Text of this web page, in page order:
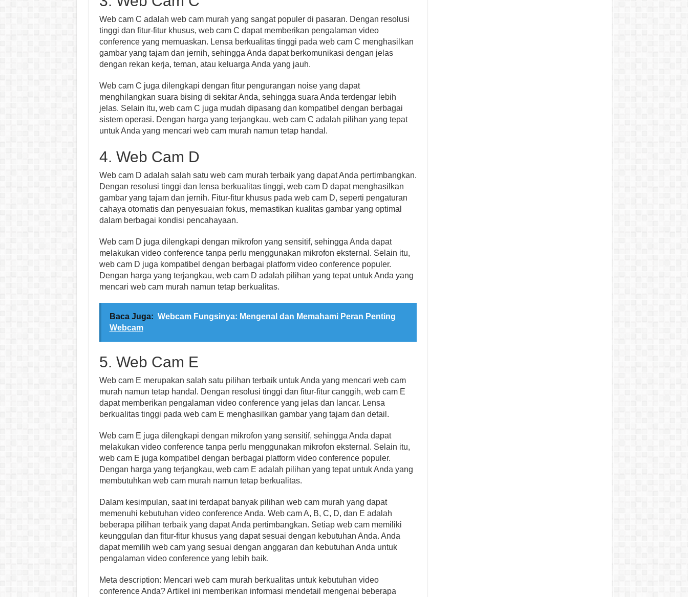
Web cam C adalah web cam murah yang sangat populer di pasaran. Dengan resolusi
tinggi dan fitur-fitur khusus, web cam C dapat memberikan pengalaman video
conference yang memuaskan. Lensa berkualitas tinggi pada web cam C menghasilkan
gambar yang tajam dan jernih, sehingga Anda dapat berkomunikasi dengan jelas
dengan rekan kerja, teman, atau keluarga Anda yang jauh.
Web cam C juga dilengkapi dengan fitur pengurangan noise yang dapat
menghilangkan suara bising di sekitar Anda, sehingga suara Anda terdengar lebih
jelas. Selain itu, web cam C juga mudah dipasang dan kompatibel dengan berbagai
sistem operasi. Dengan harga yang terjangkau, web cam C adalah pilihan yang tepat
untuk Anda yang mencari web cam murah namun tetap handal.
4. Web Cam D
Web cam D adalah salah satu web cam murah terbaik yang dapat Anda pertimbangkan.
Dengan resolusi tinggi dan lensa berkualitas tinggi, web cam D dapat menghasilkan
gambar yang tajam dan jernih. Fitur-fitur khusus pada web cam D, seperti pengaturan
cahaya otomatis dan penyesuaian fokus, memastikan kualitas gambar yang optimal
dalam berbagai kondisi pencahayaan.
Web cam D juga dilengkapi dengan mikrofon yang sensitif, sehingga Anda dapat
melakukan video conference tanpa perlu menggunakan mikrofon eksternal. Selain itu,
web cam D juga kompatibel dengan berbagai platform video conference populer.
Dengan harga yang terjangkau, web cam D adalah pilihan yang tepat untuk Anda yang
mencari web cam murah namun tetap berkualitas.
Baca Juga: Webcam Fungsinya: Mengenal dan Memahami Peran Penting
Webcam
5. Web Cam E
Web cam E merupakan salah satu pilihan terbaik untuk Anda yang mencari web cam
murah namun tetap handal. Dengan resolusi tinggi dan fitur-fitur canggih, web cam E
dapat memberikan pengalaman video conference yang jelas dan lancar. Lensa
berkualitas tinggi pada web cam E menghasilkan gambar yang tajam dan detail.
Web cam E juga dilengkapi dengan mikrofon yang sensitif, sehingga Anda dapat
melakukan video conference tanpa perlu menggunakan mikrofon eksternal. Selain itu,
web cam E juga kompatibel dengan berbagai platform video conference populer.
Dengan harga yang terjangkau, web cam E adalah pilihan yang tepat untuk Anda yang
membutuhkan web cam murah namun tetap berkualitas.
Dalam kesimpulan, saat ini terdapat banyak pilihan web cam murah yang dapat
memenuhi kebutuhan video conference Anda. Web cam A, B, C, D, dan E adalah
beberapa pilihan terbaik yang dapat Anda pertimbangkan. Setiap web cam memiliki
keunggulan dan fitur-fitur khusus yang dapat sesuai dengan kebutuhan Anda. Anda
dapat memilih web cam yang sesuai dengan anggaran dan kebutuhan Anda untuk
pengalaman video conference yang lebih baik.
Meta description: Mencari web cam murah berkualitas untuk kebutuhan video
conference Anda? Artikel ini memberikan informasi mendetail mengenai beberapa